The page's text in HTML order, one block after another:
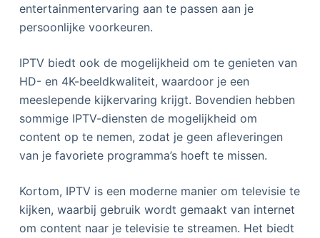
entertainmentervaring aan te passen aan je
persoonlijke voorkeuren.
IPTV biedt ook de mogelijkheid om te genieten van
HD- en 4K-beeldkwaliteit, waardoor je een
meeslepende kijkervaring krijgt. Bovendien hebben
sommige IPTV-diensten de mogelijkheid om
content op te nemen, zodat je geen afleveringen
van je favoriete programma’s hoeft te missen.
Kortom, IPTV is een moderne manier om televisie te
kijken, waarbij gebruik wordt gemaakt van internet
om content naar je televisie te streamen. Het biedt